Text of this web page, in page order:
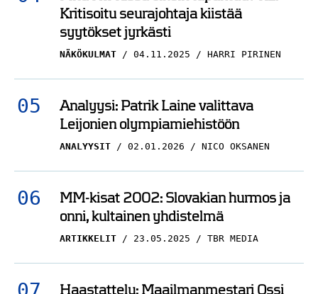
syytökset jyrkästi
NÄKÖKULMAT 04.11.2025
Analyysi: Patrik Laine valittava
Leijonien olympiamiehistöön
ANALYYSIT 02.01.2026 NICO OKSANEN
MM-kisat 2002: Slovakian hurmos ja
onni, kultainen yhdistelmä
ARTIKKELIT 23.05.2025 TBR MEDIA
Haastattelu: Maailmanmestari Ossi
Väänänen on kokenut kolmet MM-